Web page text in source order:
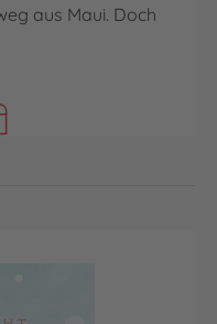
aus Maui. Doch